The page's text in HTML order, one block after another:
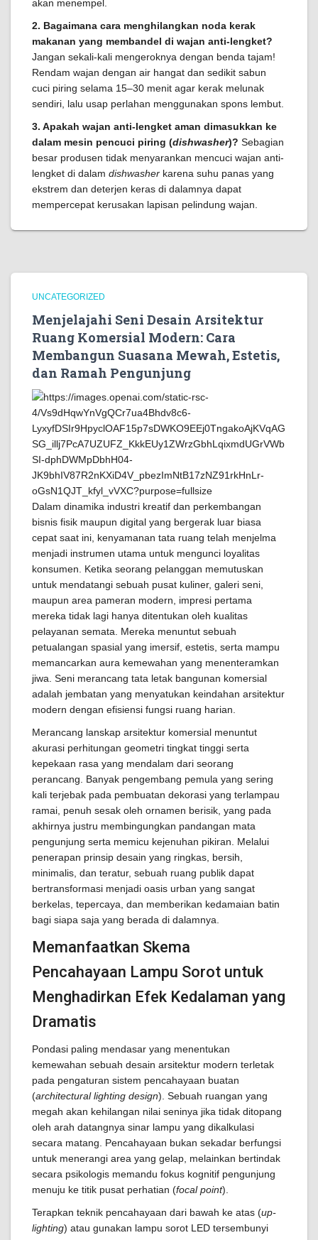
akan menempel.
2. Bagaimana cara menghilangkan noda kerak
makanan yang membandel di wajan anti-lengket?
Jangan sekali-kali mengeroknya dengan benda tajam!
Rendam wajan dengan air hangat dan sedikit sabun
cuci piring selama 15–30 menit agar kerak melunak
sendiri, lalu usap perlahan menggunakan spons lembut.
3. Apakah wajan anti-lengket aman dimasukkan ke
dalam mesin pencuci piring (dishwasher)? Sebagian
besar produsen tidak menyarankan mencuci wajan anti-
lengket di dalam dishwasher karena suhu panas yang
ekstrem dan deterjen keras di dalamnya dapat
mempercepat kerusakan lapisan pelindung wajan.
UNCATEGORIZED
Menjelajahi Seni Desain Arsitektur
Ruang Komersial Modern: Cara
Membangun Suasana Mewah, Estetis,
dan Ramah Pengunjung
Dalam dinamika industri kreatif dan perkembangan
bisnis fisik maupun digital yang bergerak luar biasa
cepat saat ini, kenyamanan tata ruang telah menjelma
menjadi instrumen utama untuk mengunci loyalitas
konsumen. Ketika seorang pelanggan memutuskan
untuk mendatangi sebuah pusat kuliner, galeri seni,
maupun area pameran modern, impresi pertama
mereka tidak lagi hanya ditentukan oleh kualitas
pelayanan semata. Mereka menuntut sebuah
petualangan spasial yang imersif, estetis, serta mampu
memancarkan aura kemewahan yang menenteramkan
jiwa. Seni merancang tata letak bangunan komersial
adalah jembatan yang menyatukan keindahan arsitektur
modern dengan efisiensi fungsi ruang harian.
Merancang lanskap arsitektur komersial menuntut
akurasi perhitungan geometri tingkat tinggi serta
kepekaan rasa yang mendalam dari seorang
perancang. Banyak pengembang pemula yang sering
kali terjebak pada pembuatan dekorasi yang terlampau
ramai, penuh sesak oleh ornamen berisik, yang pada
akhirnya justru membingungkan pandangan mata
pengunjung serta memicu kejenuhan pikiran. Melalui
penerapan prinsip desain yang ringkas, bersih,
minimalis, dan teratur, sebuah ruang publik dapat
bertransformasi menjadi oasis urban yang sangat
berkelas, tepercaya, dan memberikan kedamaian batin
bagi siapa saja yang berada di dalamnya.
Memanfaatkan Skema
Pencahayaan Lampu Sorot untuk
Menghadirkan Efek Kedalaman yang
Dramatis
Pondasi paling mendasar yang menentukan
kemewahan sebuah desain arsitektur modern terletak
pada pengaturan sistem pencahayaan buatan
(architectural lighting design). Sebuah ruangan yang
megah akan kehilangan nilai seninya jika tidak ditopang
oleh arah datangnya sinar lampu yang dikalkulasi
secara matang. Pencahayaan bukan sekadar berfungsi
untuk menerangi area yang gelap, melainkan bertindak
secara psikologis memandu fokus kognitif pengunjung
menuju ke titik pusat perhatian (focal point).
Terapkan teknik pencahayaan dari bawah ke atas (up-
lighting) atau gunakan lampu sorot LED tersembunyi